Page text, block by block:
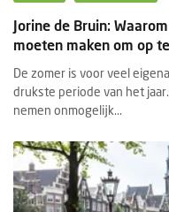
Jorine de Bruin:
moeten maken om op
De zomer is voor veel
drukste periode van het
nemen onmogelijk...